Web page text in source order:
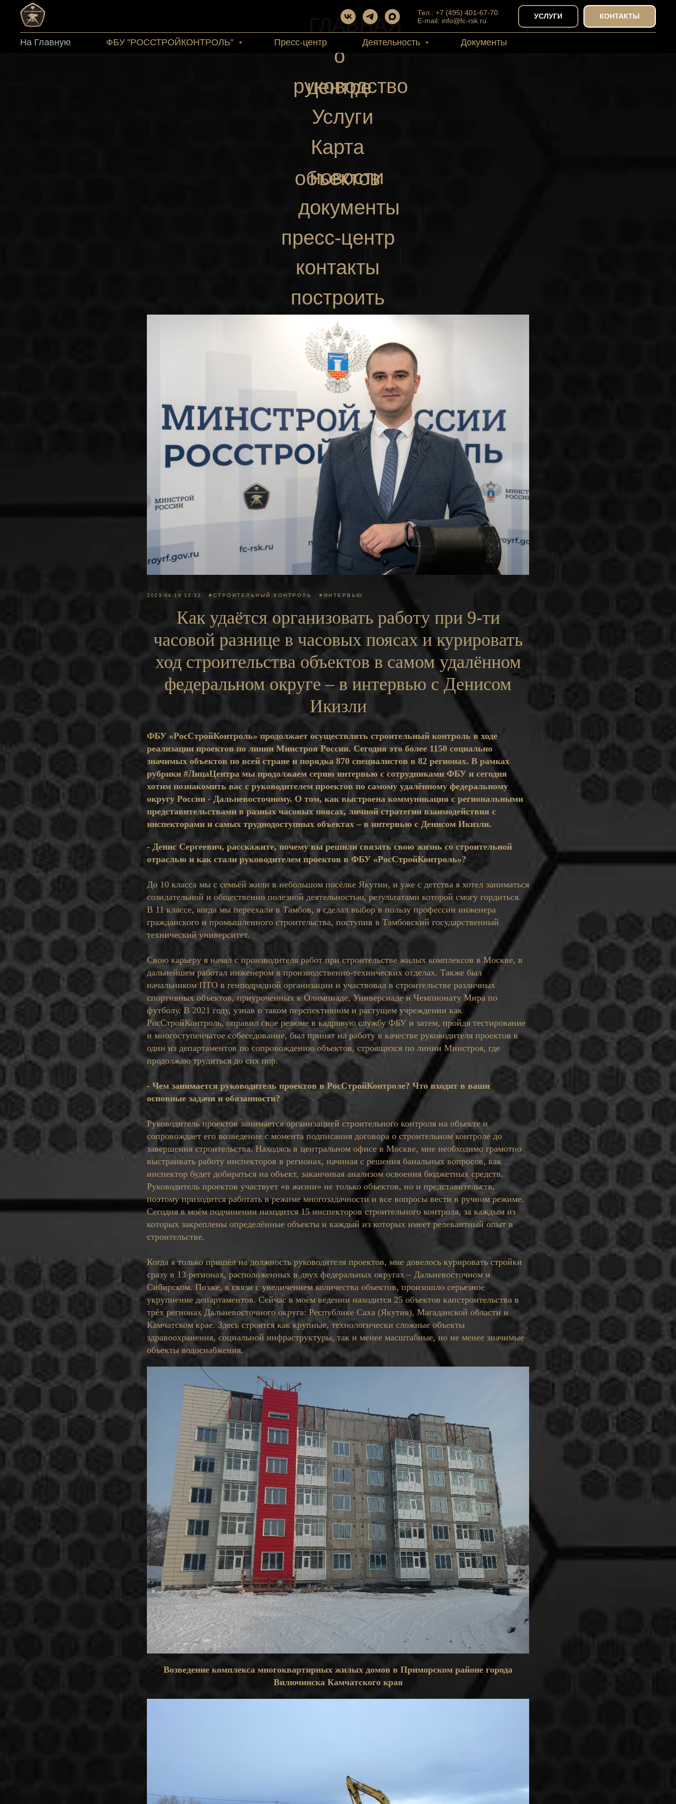
Тел.: +7 (495) 401-67-70
E-mail: info@fc-rsk.ru
УСЛУГИ КОНТАКТЫ
На Главную ФБУ "РОССТРОЙКОНТРОЛЬ" Пресс-центр Деятельность Документы
новости
руководство
Карта
объектов
ГЛАВНАЯ
пресс-центр
построить
маршрут
о
центре
документы
контакты
Услуги
2023-04-19 13:32 #СТРОИТЕЛЬНЫЙ КОНТРОЛЬ #ИНТЕРВЬЮ
Как удаётся организовать работу при 9-ти
часовой разнице в часовых поясах и курировать
ход строительства объектов в самом удалённом
федеральном округе – в интервью с Денисом
Икизли
ФБУ «РосСтройКонтроль» продолжает осуществлять строительный контроль в ходе
реализации проектов по линии Минстроя России. Сегодня это более 1150 социально
значимых объектов по всей стране и порядка 870 специалистов в 82 регионах. В рамках
рубрики #ЛицаЦентра мы продолжаем серию интервью с сотрудниками ФБУ и сегодня
хотим познакомить вас с руководителем проектов по самому удалённому федеральному
округу России - Дальневосточному. О том, как выстроена коммуникация с региональными
представительствами в разных часовых поясах, личной стратегии взаимодействия с
инспекторами и самых труднодоступных объектах – в интервью с Денисом Икизли.
- Денис Сергеевич, расскажите, почему вы решили связать свою жизнь со строительной
отраслью и как стали руководителем проектов в ФБУ «РосСтройКонтроль»?
До 10 класса мы с семьёй жили в небольшом посёлке Якутии, и уже с детства я хотел заниматься
созидательной и общественно полезной деятельностью, результатами которой смогу гордиться.
В 11 классе, когда мы переехали в Тамбов, я сделал выбор в пользу профессии инженера
гражданского и промышленного строительства, поступив в Тамбовский государственный
технический университет.
Свою карьеру я начал с производителя работ при строительстве жилых комплексов в Москве, в
дальнейшем работал инженером в производственно-технических отделах. Также был
начальником ПТО в генподрядной организации и участвовал в строительстве различных
спортивных объектов, приуроченных к Олимпиаде, Универсиаде и Чемпионату Мира по
футболу. В 2021 году, узнав о таком перспективном и растущем учреждении как
РосСтройКонтроль, оправил свое резюме в кадровую службу ФБУ и затем, пройдя тестирование
и многоступенчатое собеседование, был принят на работу в качестве руководителя проектов в
один из департаментов по сопровождению объектов, строящихся по линии Минстроя, где
продолжаю трудиться до сих пор.
- Чем занимается руководитель проектов в РосСтройКонтроле? Что входит в ваши
основные задачи и обязанности?
Руководитель проектов занимается организацией строительного контроля на объекте и
сопровождает его возведение с момента подписания договора о строительном контроле до
завершения строительства. Находясь в центральном офисе в Москве, мне необходимо грамотно
выстраивать работу инспекторов в регионах, начиная с решения банальных вопросов, как
инспектор будет добираться на объект, заканчивая анализом освоения бюджетных средств.
Руководитель проектов участвует «в жизни» не только объектов, но и представительств,
поэтому приходится работать в режиме многозадачности и все вопросы вести в ручном режиме.
Сегодня в моём подчинении находится 15 инспекторов строительного контроля, за каждым из
которых закреплены определённые объекты и каждый из которых имеет релевантный опыт в
строительстве.
Когда я только пришёл на должность руководителя проектов, мне довелось курировать стройки
сразу в 13 регионах, расположенных в двух федеральных округах – Дальневосточном и
Сибирском. Позже, в связи с увеличением количества объектов, произошло серьезное
укрупнение департаментов. Сейчас в моём ведении находится 25 объектов капстроительства в
трёх регионах Дальневосточного округа: Республике Саха (Якутия), Магаданской области и
Камчатском крае. Здесь строятся как крупные, технологически сложные объекты
здравоохранения, социальной инфраструктуры, так и менее масштабные, но не менее значимые
объекты водоснабжения.
Возведение комплекса многоквартирных жилых домов в Приморском районе города
Вилючинска Камчатского края